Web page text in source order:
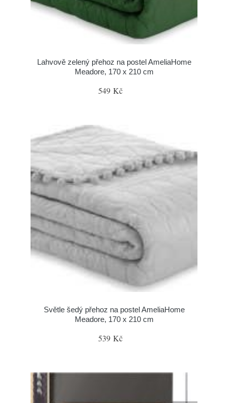
Lahvově zelený přehoz na postel AmeliaHome
Meadore, 170 x 210 cm
549 Kč
Světle šedý přehoz na postel AmeliaHome
Meadore, 170 x 210 cm
539 Kč